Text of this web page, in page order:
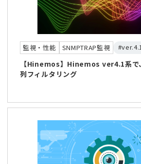
監視・性能 SNMPTRAP監視 #ver.4.1
【Hinemos】Hinemos ver4.1系
列フィルタリング